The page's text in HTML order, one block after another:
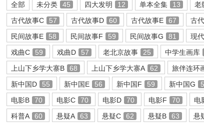
全部 未分类 45 四大发明 12 单本全集 13 老
古代故事C
57 古代故事D 60 古代故事E 67 古
民间故事E
58 民间故事F 59 民间故事G 81 现
戏曲C
59 戏曲D 57 老北京故事 25 中学生画库
上山下乡学大寨B
68 上山下乡学大寨A 62 旅伴连环
新中国D
55 新中国E 56 新中国F 59 新中国G
电影B
70 电影C 70 电影D 70 电影F 70 电
科普A
60 悬疑A 63 悬疑C 62 悬疑B 63 悬